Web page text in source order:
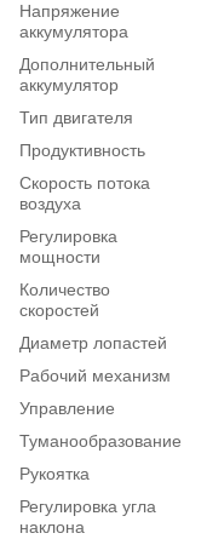
Напряжение
аккумулятора
Дополнительный
аккумулятор
Тип двигателя
Продуктивность
Скорость потока
воздуха
Регулировка
мощности
Количество
скоростей
Диаметр лопастей
Рабочий механизм
Управление
Туманообразование
Рукоятка
Регулировка угла
наклона